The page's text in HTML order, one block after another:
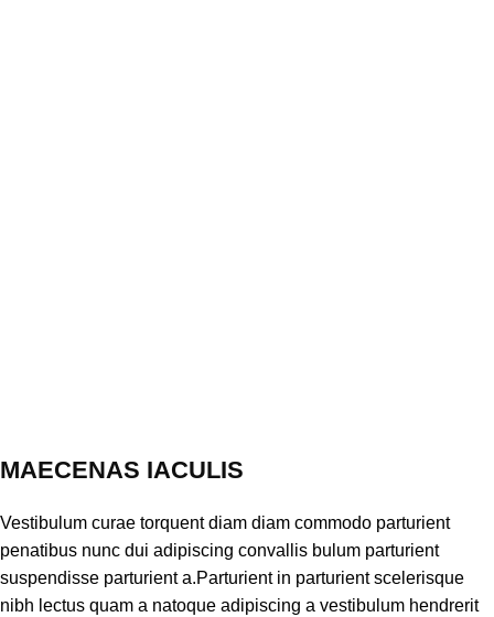
MAECENAS IACULIS
Vestibulum curae torquent diam diam commodo parturient
penatibus nunc dui adipiscing convallis bulum parturient
suspendisse parturient a.Parturient in parturient scelerisque
nibh lectus quam a natoque adipiscing a vestibulum hendrerit